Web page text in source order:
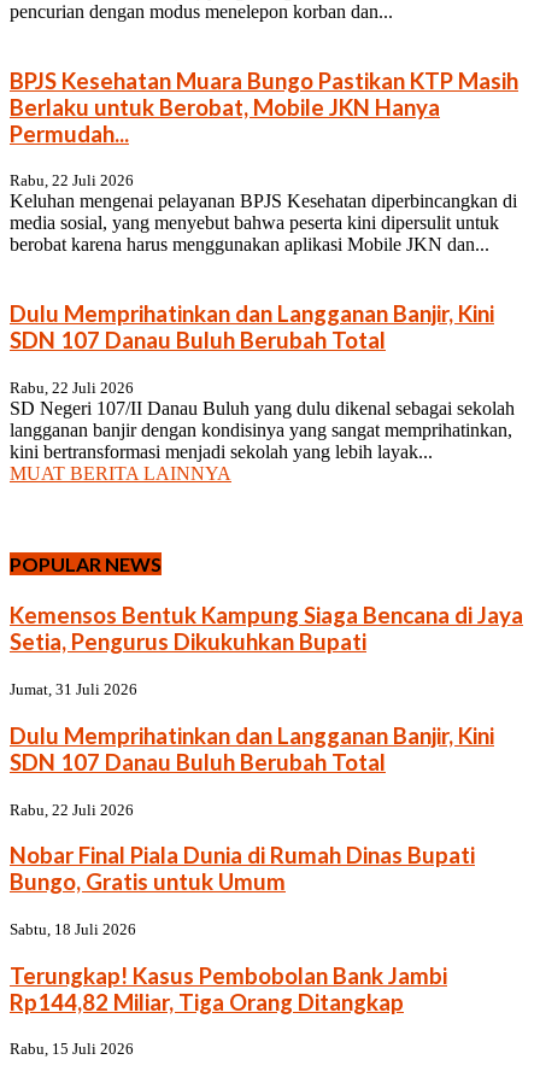
pencurian dengan modus menelepon korban dan...
BPJS Kesehatan Muara Bungo Pastikan KTP Masih
Berlaku untuk Berobat, Mobile JKN Hanya
Permudah...
Rabu, 22 Juli 2026
Keluhan mengenai pelayanan BPJS Kesehatan diperbincangkan di
media sosial, yang menyebut bahwa peserta kini dipersulit untuk
berobat karena harus menggunakan aplikasi Mobile JKN dan...
Dulu Memprihatinkan dan Langganan Banjir, Kini
SDN 107 Danau Buluh Berubah Total
Rabu, 22 Juli 2026
SD Negeri 107/II Danau Buluh yang dulu dikenal sebagai sekolah
langganan banjir dengan kondisinya yang sangat memprihatinkan,
kini bertransformasi menjadi sekolah yang lebih layak...
MUAT BERITA LAINNYA
POPULAR NEWS
Kemensos Bentuk Kampung Siaga Bencana di Jaya
Setia, Pengurus Dikukuhkan Bupati
Jumat, 31 Juli 2026
Dulu Memprihatinkan dan Langganan Banjir, Kini
SDN 107 Danau Buluh Berubah Total
Rabu, 22 Juli 2026
Nobar Final Piala Dunia di Rumah Dinas Bupati
Bungo, Gratis untuk Umum
Sabtu, 18 Juli 2026
Terungkap! Kasus Pembobolan Bank Jambi
Rp144,82 Miliar, Tiga Orang Ditangkap
Rabu, 15 Juli 2026